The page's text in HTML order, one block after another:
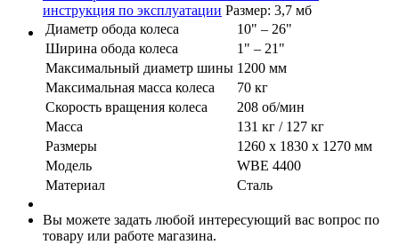
инструкция по эксплуатации Размер: 3,7 мб
Диаметр обода колеса
10" – 26"
Ширина обода колеса
1" – 21"
Максимальный диаметр шины 1200 мм
Максимальная масса колеса
70 кг
Скорость вращения колеса
208 об/мин
Масса
131 кг / 127 кг
Размеры
1260 x 1830 x 1270 мм
Модель
WBE 4400
Материал
Сталь
Вы можете задать любой интересующий вас вопрос по
товару или работе магазина.